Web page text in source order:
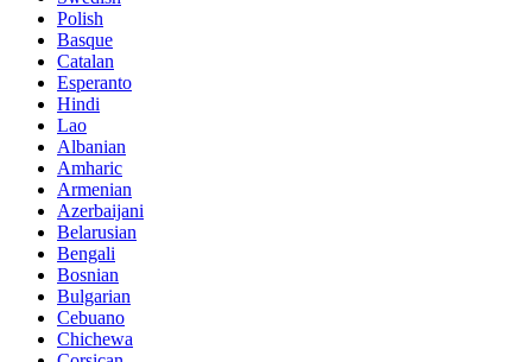
Polish
Basque
Catalan
Esperanto
Hindi
Lao
Albanian
Amharic
Armenian
Azerbaijani
Belarusian
Bengali
Bosnian
Bulgarian
Cebuano
Chichewa